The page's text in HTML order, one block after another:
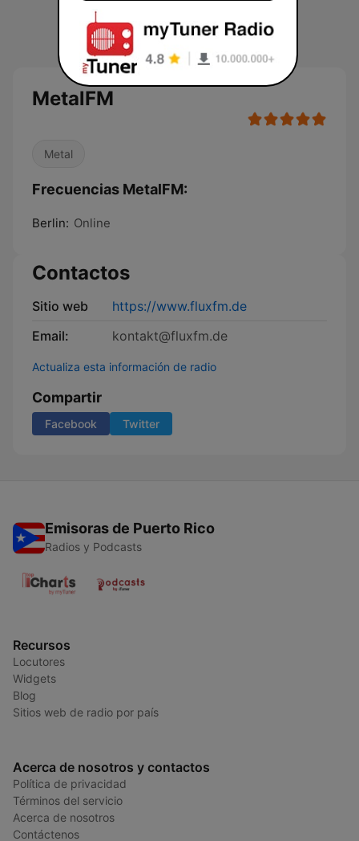
MetalFM
Metal
Frecuencias MetalFM:
Berlin: Online
Contactos
Sitio web
https://www.fluxfm.de
Email:
kontakt@fluxfm.de
Actualiza esta información de radio
Compartir
Facebook Twitter
Emisoras de Puerto Rico
Radios y Podcasts
Recursos
Locutores
Widgets
Blog
Sitios web de radio por país
Acerca de nosotros y contactos
Política de privacidad
Términos del servicio
Acerca de nosotros
Contáctenos